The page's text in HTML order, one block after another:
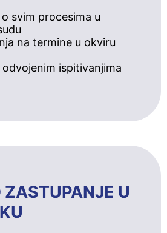
svim procesima u
na termine u okviru
ispitivanjima
ZASTUPANJE U